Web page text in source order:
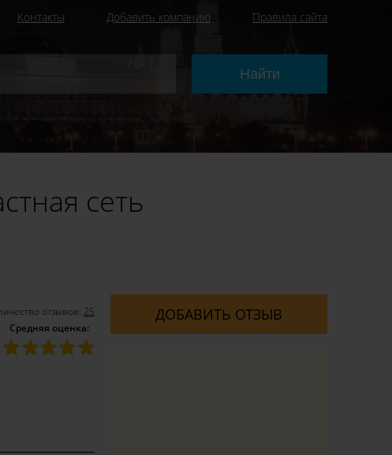
Контакты Добавить компанию Правила сайта
сеть
отзывов: 25
Средняя оценка:
ДОБАВИТЬ ОТЗЫВ